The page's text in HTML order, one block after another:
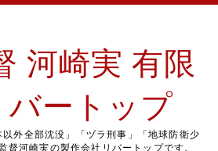
河崎実 有限
バートップ
以外全部沈没」「ヅラ刑事」「地球防衛少
督河崎実の製作会社リバートップです。